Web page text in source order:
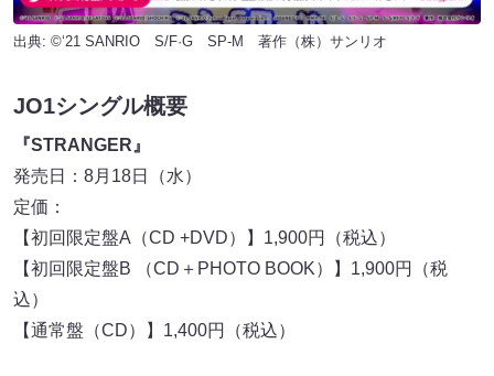
出典: ©‘21 SANRIO S/F·G SP-M 著作（株）サンリオ
JO1シングル概要
『STRANGER』
発売日：8月18日（水）
定価：
【初回限定盤A（CD +DVD）】1,900円（税込）
【初回限定盤B （CD＋PHOTO BOOK）】1,900円（税
込）
【通常盤（CD）】1,400円（税込）